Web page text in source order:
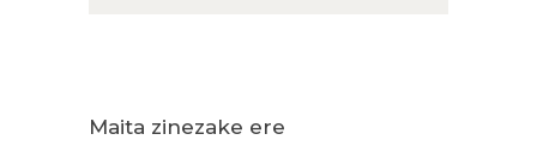
Maita zinezake ere